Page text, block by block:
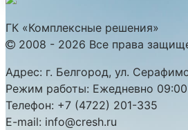
ГК «Комплексные решения»
2008 - 2026 Все права
Адрес: г. Белгород, ул.
Режим работы: Ежедневно
Телефон: +7 (4722) 201-335
E-mail: info@cresh.ru